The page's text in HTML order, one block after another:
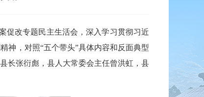
改专题民主生活会，深入学习贯彻习近
神，对照“五个带头”具体内容和反面典型
长张衍彪，县人大常委会主任曾洪虹，县